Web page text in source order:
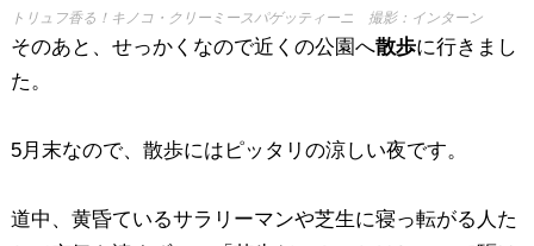
トリュフ香る！キノコ・クリーミースパゲッティーニ 撮影：インターン
そのあと、せっかくなので近くの公園へ散歩に行きまし
た。
5月末なので、散歩にはピッタリの涼しい夜です。
道中、黄昏ているサラリーマンや芝生に寝っ転がる人た